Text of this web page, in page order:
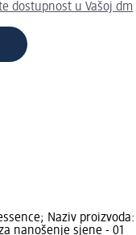
dostupnost u Vašoj dm
Naziv proizvoda:
nanošenje sjene - 01